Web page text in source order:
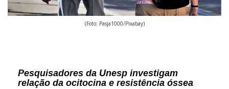
(Foto: Pasja1000/Pixabay)
Pesquisadores da Unesp investigam
relação da ocitocina e resistência óssea